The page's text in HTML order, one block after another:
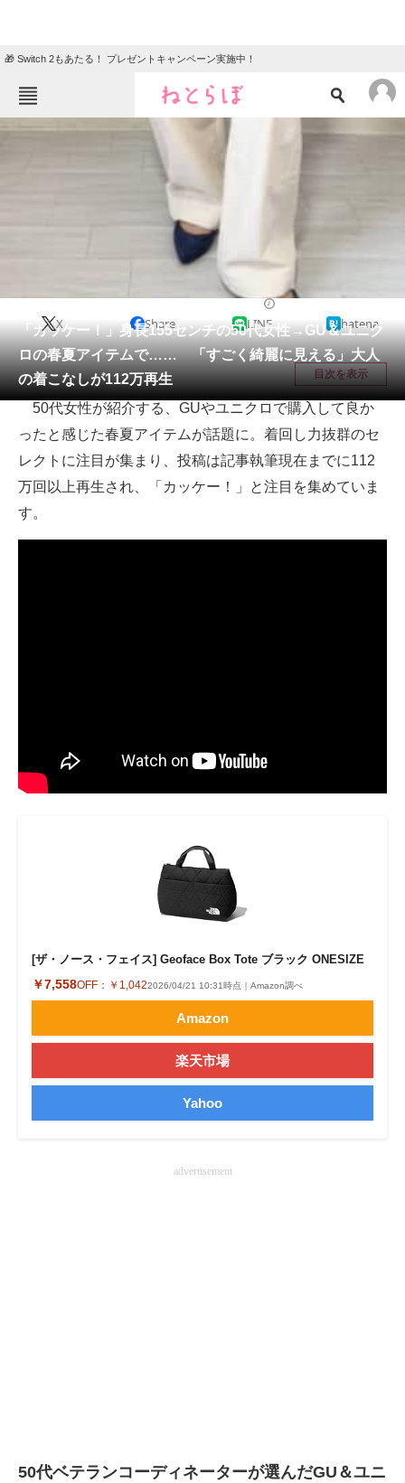
🎁 Switch 2もあたる！ プレゼントキャンペーン実施中！
ニュース
地域
教育・育児
リサーチ
会員記事
メディア
注目記事を集めた総合ページ
ITの今と未来を見通す
スマホと通信の最新トレンド
マーケ×ITの今がよく分かる
ITエンジニア向け専門サイト
IT製品の技術・比較・事例
製造業のIT導入・活用を支援
エレクトロニクス専門サイト
エネルギーの専門メディア
「カッケー！」身長155センチの50代女性→GU＆ユニク
ロの春夏アイテムで…… 「すごく綺麗に見える」大人
の着こなしが112万再生
X Share LINE hatena
目次を表示
50代女性が紹介する、GUやユニクロで購入して良か
ったと感じた春夏アイテムが話題に。着回し力抜群のセ
レクトに注目が集まり、投稿は記事執筆現在までに112
万回以上再生され、「カッケー！」と注目を集めていま
す。
[ザ・ノース・フェイス] Geoface Box Tote ブラック ONESIZE
￥7,558OFF： ￥1,0422026/04/21 10:31時点｜Amazon調べ
Amazon
楽天市場
Yahoo
advertisement
50代ベテランコーディネーターが選んだGU＆ユニ